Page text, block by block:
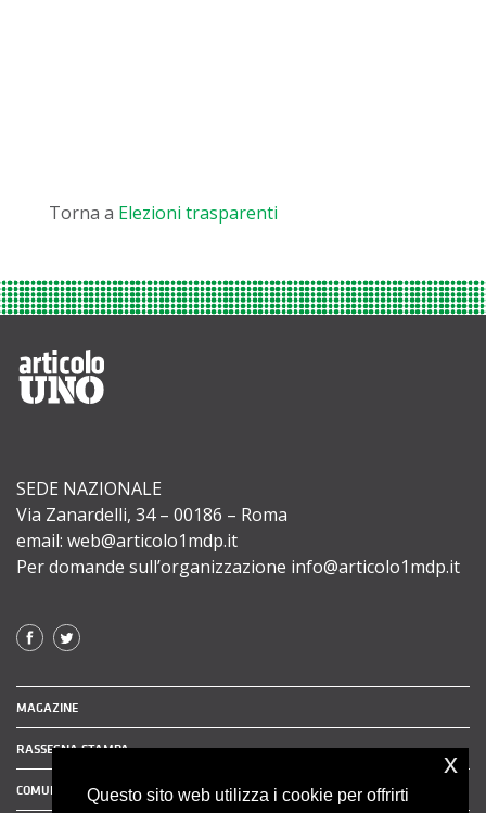
Torna a Elezioni trasparenti
SEDE NAZIONALE
Via Zanardelli, 34 – 00186 – Roma
email: web@articolo1mdp.it
Per domande sull’organizzazione info@articolo1mdp.it
MAGAZINE
RASSEGNA STAMPA
COMUNICATI STAMPAQuesto sito web utilizza i cookie per offrirti
x